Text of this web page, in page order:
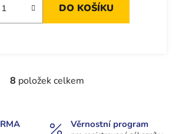
DO KOŠÍKU
O
á
8 položek celkem
Věrnostní program